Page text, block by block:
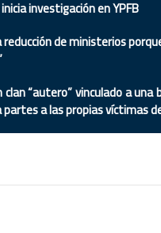
investigación en YPFB
de ministerios
“autero” vinculado a una
partes a las propias víctimas